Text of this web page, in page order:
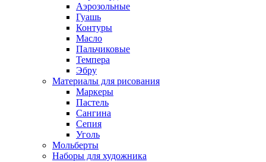
Аэрозольные
Гуашь
Контуры
Масло
Пальчиковые
Темпера
Эбру
Материалы для рисования
Маркеры
Пастель
Сангина
Сепия
Уголь
Мольберты
Наборы для художника